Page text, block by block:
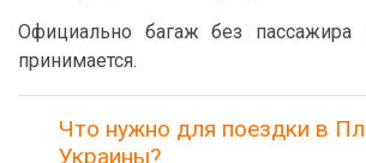
Официально багаж без пассажира
принимается.
Что нужно для поездки в
Украины?